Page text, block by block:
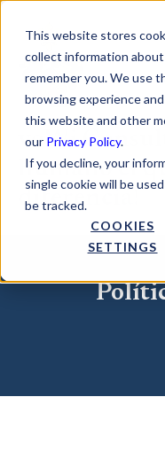
This website stores
collect information
remember you. We use
browsing experience
this website and other
our Privacy Policy.
If you decline, your
single cookie will be
be tracked.
COOKIES
SETTINGS
voWi
humano el
diferencia!